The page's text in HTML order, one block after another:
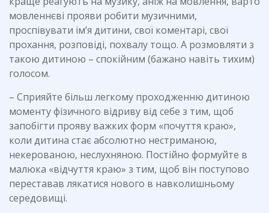
мовленнєві прояви робити музичними,
проспівувати ім’я дитини, свої коментарі, свої
прохання, розповіді, похвалу тощо. А розмовляти з
такою дитиною – спокійним (бажано навіть тихим)
голосом.
– Сприяйте більш легкому проходженню дитиною
моменту фізичного відриву від себе з тим, щоб
запобігти прояву важких форм «почуття краю»,
коли дитина стає абсолютно нестриманою,
некерованою, неслухняною. Постійно формуйте в
малюка «відчуття краю» з тим, щоб він поступово
переставав лякатися нового в навколишньому
середовищі.